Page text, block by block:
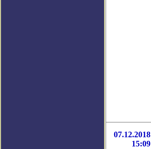
07.12.2018
15:09